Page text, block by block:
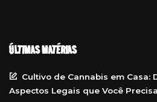
ÚLTIMAS MATÉRIAS
Cultivo de Cannabis em Casa:
Aspectos Legais que Você